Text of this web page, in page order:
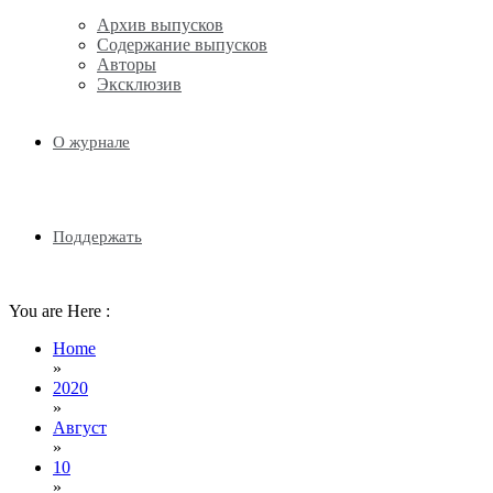
Архив выпусков
Содержание выпусков
Авторы
Эксклюзив
О журнале
Поддержать
You are Here :
Home
»
2020
»
Август
»
10
»